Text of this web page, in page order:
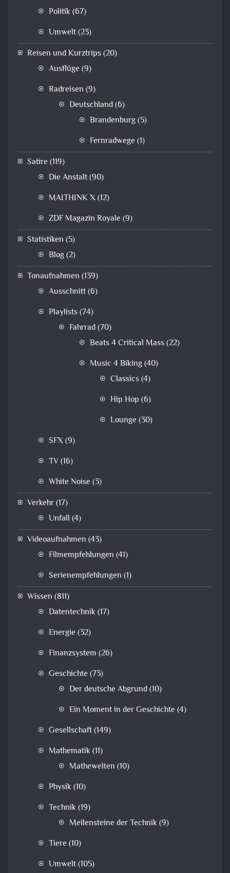
Politik(67)
Umwelt(23)
Reisen und Kurztrips(20)
Ausflüge (9)
Radreisen (9)
Deutschland(6)
Brandenburg(5)
Fernradwege (1)
Satire (119)
Die Anstalt(90)
MAITHINK X(12)
ZDF Magazin Royale (9)
Statistiken (5)
Blog(2)
Tonaufnahmen (139)
Ausschnitt(6)
Playlists(74)
Fahrrad(70)
Beats 4 Critical Mass(22)
Music 4 Biking(40)
Classics(4)
Hip Hop (6)
Lounge (30)
SFX(9)
TV(16)
White Noise (3)
Verkehr(17)
Unfall (4)
Videoaufnahmen (43)
Filmempfehlungen (41)
Serienempfehlungen (1)
Wissen (811)
Datentechnik(17)
Energie (32)
Finanzsystem (26)
Geschichte (73)
Der deutsche Abgrund(10)
Ein Moment in der Geschichte (4)
Gesellschaft(149)
Mathematik(11)
Mathewelten (10)
Physik(10)
Technik(19)
Meilensteine der Technik(9)
Tiere (10)
Umwelt(105)